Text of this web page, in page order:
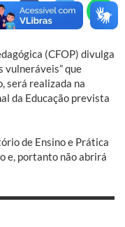
(CFOP) divulga
vulneráveis” que
será realizada na
da Educação prevista
de Ensino e Prática
e, portanto não abrirá